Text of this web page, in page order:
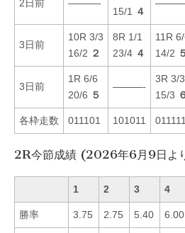
2日前 ———-
15/1
４
3日前
10R 3/3
16/2 ２
8R 1/1
23/4 ４
11R
14/2 ５
3日前
1R 6/6
20/6 ５
———-
3R 3/3
15/3 ６
各枠走数 011101 101011 011111
2R今節成績 (2026年6月9日よ
1 2 3 4
勝率 3.75 2.75 5.40 6.00